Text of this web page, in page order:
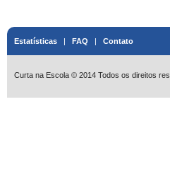
Estatísticas | FAQ | Contato
Curta na Escola © 2014 Todos os direitos